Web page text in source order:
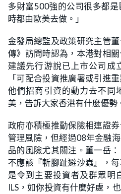
多財富500強的公司很多都
時都由歐美去做。」
金發局總監及政策研究主管
傳》訪問時認為，本港對相
建議先行游說已上市公司成
「可配合投資推廣署或引進
他們招商引資的動力去不同
美，告訴大家香港有什麼優勢
政府亦積極推動保險相連證
管理風險，但經過08年金融
品的風險尤其關注。董一岳
不應該『斬腳趾避沙蟲』，
是令到主要投資者及群眾明
ILS，如你投資有什麼好處，